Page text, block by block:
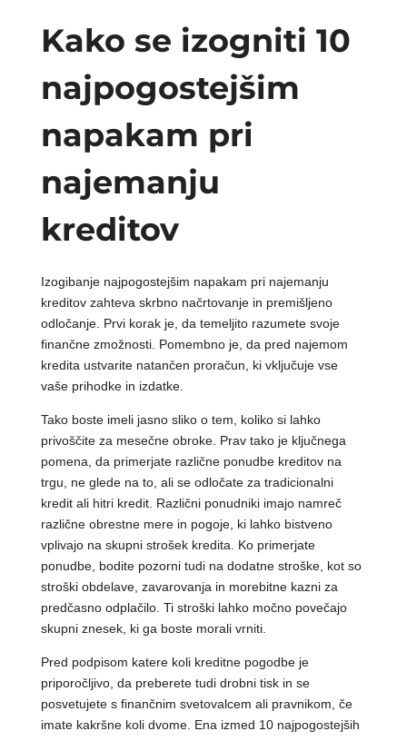
Kako se izogniti 10
najpogostejšim
napakam pri
najemanju
kreditov
Izogibanje najpogostejšim napakam pri najemanju
kreditov zahteva skrbno načrtovanje in premišljeno
odločanje. Prvi korak je, da temeljito razumete svoje
finančne zmožnosti. Pomembno je, da pred najemom
kredita ustvarite natančen proračun, ki vključuje vse
vaše prihodke in izdatke.
Tako boste imeli jasno sliko o tem, koliko si lahko
privoščite za mesečne obroke. Prav tako je ključnega
pomena, da primerjate različne ponudbe kreditov na
trgu, ne glede na to, ali se odločate za tradicionalni
kredit ali hitri kredit. Različni ponudniki imajo namreč
različne obrestne mere in pogoje, ki lahko bistveno
vplivajo na skupni strošek kredita. Ko primerjate
ponudbe, bodite pozorni tudi na dodatne stroške, kot so
stroški obdelave, zavarovanja in morebitne kazni za
predčasno odplačilo. Ti stroški lahko močno povečajo
skupni znesek, ki ga boste morali vrniti.
Pred podpisom katere koli kreditne pogodbe je
priporočljivo, da preberete tudi drobni tisk in se
posvetujete s finančnim svetovalcem ali pravnikom, če
imate kakršne koli dvome. Ena izmed 10 najpogostejših